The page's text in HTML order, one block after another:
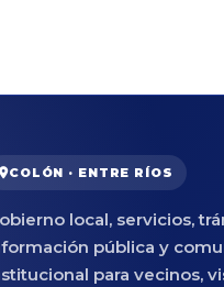
COLÓN · ENTRE RÍOS
local, servicios,
pública y
para vecinos,